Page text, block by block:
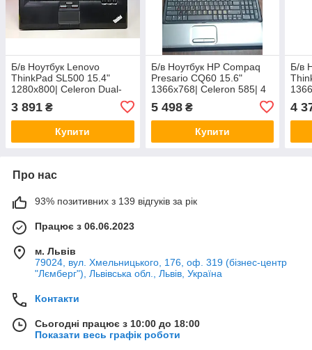
Б/в Ноутбук Lenovo
ThinkPad SL500 15.4"
1280x800| Celeron Dual-
120 GB SSD| GMA 4500M
3 891 ₴
Купити
Б/в Ноутбук HP Compaq
Presario CQ60 15.6"
1366x768| Celeron 585| 4
GMA 4500M| АКБ 0%
5 498₴
Купити
Б/в
4
Про нас
93% позитивних з 139 відгуків за рік
Працює з 06.06.2023
м. Львів
79024, вул. Хмельницького, 176, оф. 319 (бізнес-центр
"Лємберг"), Львівська обл., Львів, Україна
Контакти
Сьогодні працює з 10:00 до 18:00
Показати весь графік роботи